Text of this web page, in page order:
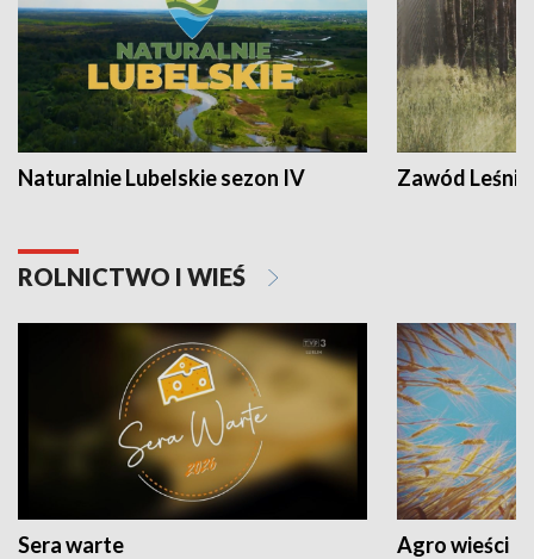
Naturalnie Lubelskie sezon IV Zawód Leśnik
ROLNICTWO I WIEŚ
Sera warte Agro wieści